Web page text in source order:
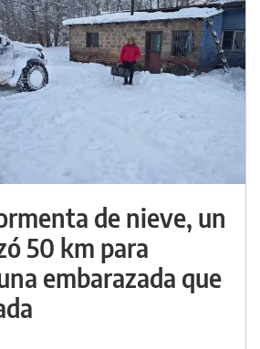
de nieve, un
50 km para
embarazada que